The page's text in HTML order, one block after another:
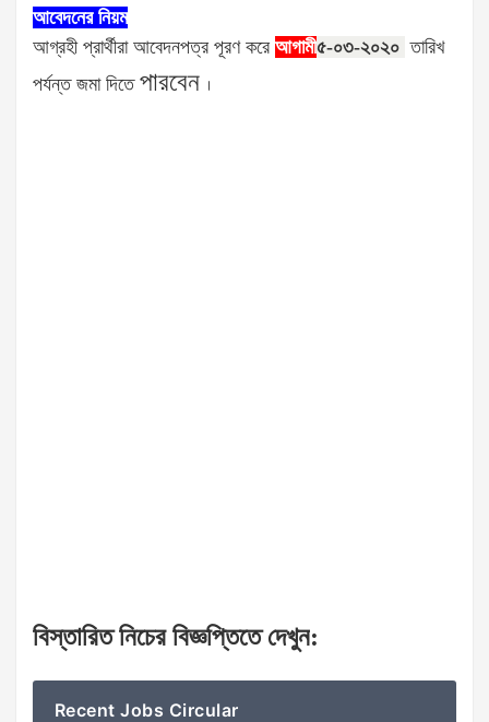
আবেদনের নিয়ম
আগ্রহী প্রার্থীরাআবেদনপত্র পূরণ করে আগামী৫-০৩-২০২০ তারিখ
পর্যন্ত জমা দিতে পারবেন ।
বিস্তারিত নিচের বিজ্ঞপ্তিতে দেখুন:
Recent Jobs Circular